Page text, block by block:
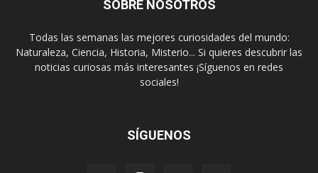
SOBRE NOSOTROS
Todas las semanas las mejores curiosidades del mundo:
Naturaleza, Ciencia, Historia, Misterio... Si quieres descubrir las
noticias curiosas más interesantes ¡Síguenos en redes
sociales!
SÍGUENOS